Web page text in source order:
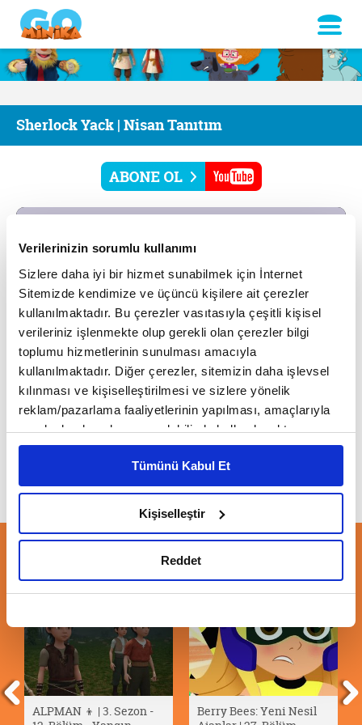
Verilerinizin sorumlu kullanımı
Sizlere daha iyi bir hizmet sunabilmek için İnternet
Sitemizde kendimize ve üçüncü kişilere ait çerezler
kullanılmaktadır. Bu çerezler vasıtasıyla çeşitli kişisel
verileriniz işlenmekte olup gerekli olan çerezler bilgi
toplumu hizmetlerinin sunulması amacıyla
kullanılmaktadır. Diğer çerezler, sitemizin daha işlevsel
kılınması ve kişiselleştirilmesi ve sizlere yönelik
reklam/pazarlama faaliyetlerinin yapılması, amaçlarıyla
sınırlı olarak açık rızanız dahilinde kullanılacaktır.
Çerezlere ilişkin tercihlerinizi çerez paneli vasıtasıyla
belirleyebilirsiniz. Çerezlere ilişkin detaylı bilgi için
Ayarlar butonuna tıklayabilir,Çerez Bilgilendirme
Metnimizi ziyaret edebilirsiniz.
hazırlanmış olan İnternet Sitesi Aydınlatma Metnimizi
okumak ve sitemizi ziyaretiniz kapsamında
gerçekleştirilen veri işleme faaliyetleri ile ilgili daha
Tümünü Kabul Et
Kişiselleştir
Reddet
Sherlock Yack | Nisan Tanıtım
Sherlock Yack | Nisan Tanıtım
ÖNERİLEN VİDEOLAR
ALPMAN 👦 | 3. Sezon -
Berry Bees: Yeni Nesil